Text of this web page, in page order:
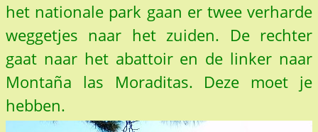
het nationale park gaan er twee verharde
weggetjes naar het zuiden. De rechter
gaat naar het abattoir en de linker naar
Montaña las Moraditas. Deze moet je
hebben.